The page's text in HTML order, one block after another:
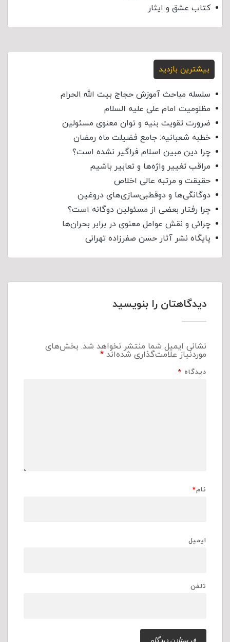
کتاب عشق و ایثار
بیشترین بازدید
سلسله مباحث آموزش حجاج بیت الله الحرام
مظلومیت امام علی علیه السلام
ضرورت تقویت بنیه و توان معنوی مسئولین
خطبه شعبانیه: جامع فضیلت ماه رمضان
چرا دین مبین اسلام فراگیر نشده است؟
مراقب تغییر واژه‌ها و تعابیر باشیم
حقیقت و مرتبه عالی اخلاص
دوگانگی‌ها و دوقطبی‌سازی‌های دروغین
چرا رفتار بعضی از مسئولین دوگانه است؟
چرائی و نقش عوامل معنوی در برابر بحران‌ها
پایگاه نشر آثار حسن صفرزاده تهرانی
دیدگاهتان را بنویسید
نشانی ایمیل شما منتشر نخواهد شد. بخش‌های
موردنیاز علامت‌گذاری شده‌اند*
دیدگاه *
نام*
ایمیل
تلفن